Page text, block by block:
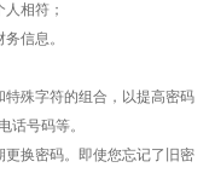
相符；
信息。
殊字符的组合，以提高密码
话号码等。
换密码。即使您忘记了旧密